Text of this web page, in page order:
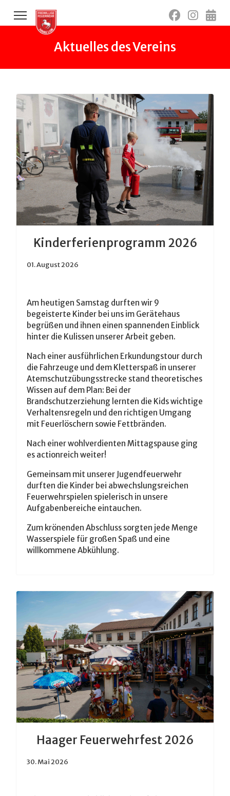
Aktuelles des Vereins
Kinderferienprogramm 2026
01. August 2026
Am heutigen Samstag durften wir 9
begeisterte Kinder bei uns im Gerätehaus
begrüßen und ihnen einen spannenden Einblick
hinter die Kulissen unserer Arbeit geben.
Nach einer ausführlichen Erkundungstour durch
die Fahrzeuge und dem Kletterspaß in unserer
Atemschutzübungsstrecke stand theoretisches
Wissen auf dem Plan: Bei der
Brandschutzerziehung lernten die Kids wichtige
Verhaltensregeln und den richtigen Umgang
mit Feuerlöschern sowie Fettbränden.
Nach einer wohlverdienten Mittagspause ging
es actionreich weiter!
Gemeinsam mit unserer Jugendfeuerwehr
durften die Kinder bei abwechslungsreichen
Feuerwehrspielen spielerisch in unsere
Aufgabenbereiche eintauchen.
Zum krönenden Abschluss sorgten jede Menge
Wasserspiele für großen Spaß und eine
willkommene Abkühlung.
Haager Feuerwehrfest 2026
30. Mai 2026